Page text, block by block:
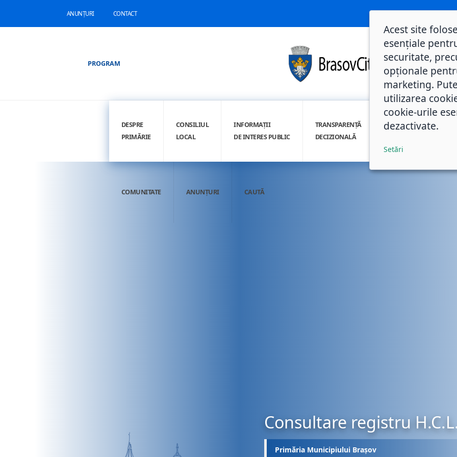
ANUNȚURI CONTACT
PROGRAM
DESPRE
PRIMĂRIE
CONSILIUL
LOCAL
INFORMAȚII
DE INTERES PUBLIC
TRANSPARENȚĂ
DECIZIONALĂ
INTEGRITATE
COMUNITATE ANUNȚURI CAUTĂ
Consultare registru
Primăria Municipiului Brașov
Acest site
esențiale
securitate,
opționale
marketing.
utilizarea
cookie-urile
dezactivate.
Setări